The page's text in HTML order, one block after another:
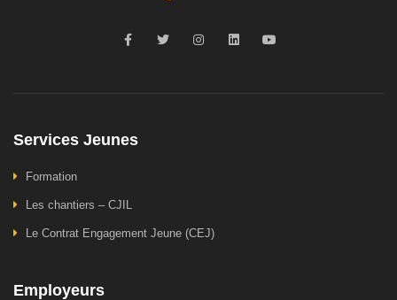
Services Jeunes
Formation
Les chantiers – CJIL
Le Contrat Engagement Jeune (CEJ)
Employeurs